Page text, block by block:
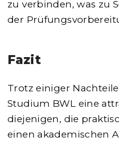
zu verbinden, was zu
der
Fazit
Trotz einiger
Studium BWL eine
diejenigen, die
einen akademischen